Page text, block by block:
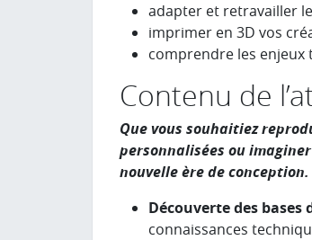
adapter et retravailler
imprimer en 3D vos
comprendre les enjeux
Contenu de
Que vous souhaitiez
personnalisées ou
nouvelle ère de conception.
Découverte des bases
connaissances